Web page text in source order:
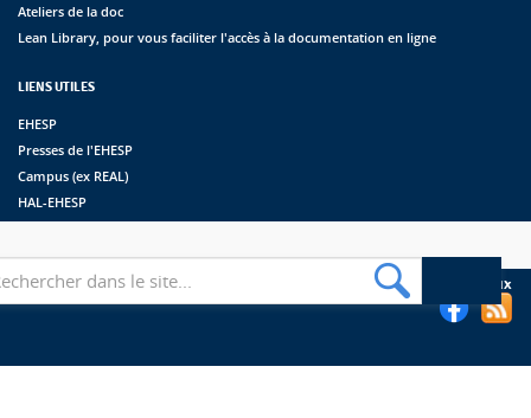
Ateliers de la doc
Lean Library, pour vous faciliter l'accès à la documentation en ligne
LIENS UTILES
EHESP
Presses de l'EHESP
Campus (ex REAL)
HAL-EHESP
Suivez les bibliothèques de l'EHESP sur les réseaux sociaux